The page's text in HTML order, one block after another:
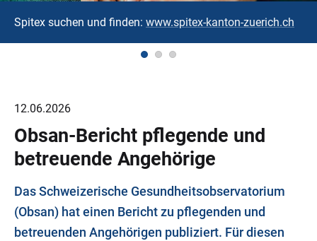
Spitex suchen und finden: www.spitex-kanton-zuerich.ch
12.06.2026
Obsan-Bericht pflegende und
betreuende Angehörige
Das Schweizerische Gesundheitsobservatorium
(Obsan) hat einen Bericht zu pflegenden und
betreuenden Angehörigen publiziert. Für diesen